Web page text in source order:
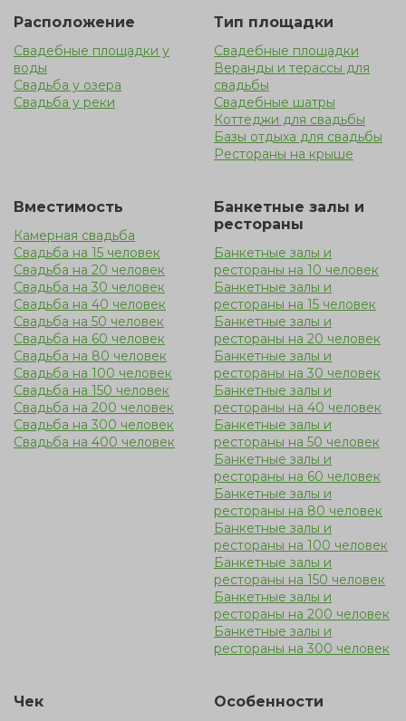
относительно недорогой вариант. Пышное торжество
дарит неограниченные возможности, в отличие от
закрытого помещения. Такая уединенная локация на
природе является прекрасным решением, но следует
помнить, что на открытой местности гостей может
застать дождь, поэтому лучше продумать вариант с
Расположение
Свадебные площадки у
воды
Свадьба у озера
Свадьба у реки
Тип площадки
Свадебные площадки
Веранды и терассы для
свадьбы
Свадебные шатры
Коттеджи для свадьбы
Базы отдыха для свадьбы
Рестораны на крыше
Вместимость
Камерная свадьба
Свадьба на 15 человек
Свадьба на 20 человек
Свадьба на 30 человек
Свадьба на 40 человек
Свадьба на 50 человек
Свадьба на 60 человек
Свадьба на 80 человек
Свадьба на 100 человек
Свадьба на 150 человек
Свадьба на 200 человек
Свадьба на 300 человек
Свадьба на 400 человек
Банкетные залы и
рестораны
Банкетные залы и
рестораны на 10 человек
Банкетные залы и
рестораны на 15 человек
Банкетные залы и
рестораны на 20 человек
Банкетные залы и
рестораны на 30 человек
Банкетные залы и
рестораны на 40 человек
Банкетные залы и
рестораны на 50 человек
Банкетные залы и
рестораны на 60 человек
Банкетные залы и
рестораны на 80 человек
Банкетные залы и
рестораны на 100 человек
Банкетные залы и
рестораны на 150 человек
Банкетные залы и
рестораны на 200 человек
Банкетные залы и
рестораны на 300 человек
Чек Особенности